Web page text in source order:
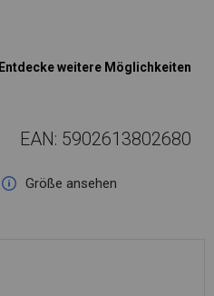
Entdecke weitere Möglichkeiten
EAN: 5902613802680
Größe ansehen